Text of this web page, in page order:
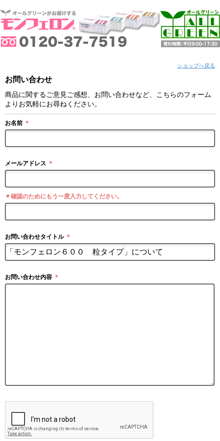
ショップへ戻る
お問い合わせ
商品に関するご意見ご感想、お問い合わせなど、こちらのフォーム
よりお気軽にお尋ねください。
お名前 ＊
メールアドレス ＊
▼確認のためにもう一度入力してください。
お問い合わせタイトル ＊
お問い合わせ内容 ＊